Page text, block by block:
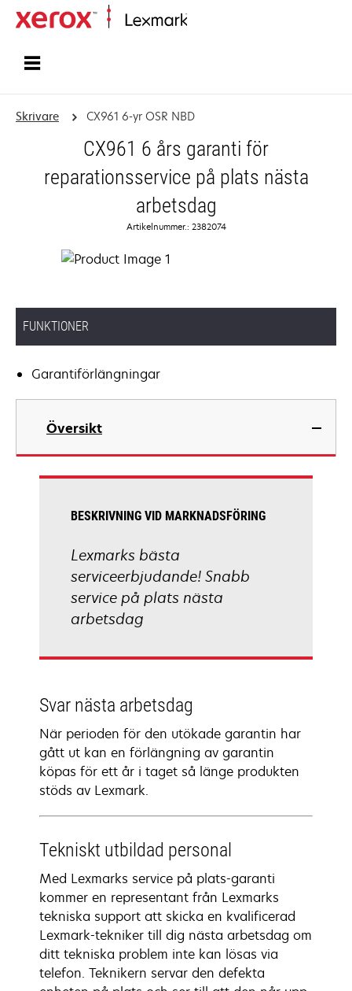
Skrivare CX961 6-yr OSR NBD
CX961 6 års garanti för
reparationsservice på plats nästa
arbetsdag
Artikelnummer.: 2382074
FUNKTIONER
Garantiförlängningar
Översikt
BESKRIVNING VID MARKNADSFÖRING
Lexmarks bästa
serviceerbjudande! Snabb
service på plats nästa
arbetsdag
Svar nästa arbetsdag
När perioden för den utökade garantin har
gått ut kan en förlängning av garantin
köpas för ett år i taget så länge produkten
stöds av Lexmark.
Tekniskt utbildad personal
Med Lexmarks service på plats-garanti
kommer en representant från Lexmarks
tekniska support att skicka en kvalificerad
Lexmark-tekniker till dig nästa arbetsdag om
ditt tekniska problem inte kan lösas via
telefon. Teknikern servar den defekta